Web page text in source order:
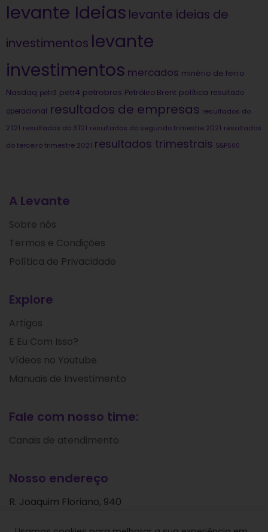
levante Ideias levante ideias de
investimentos levante
investimentos mercados minério de ferro
Nasdaq petr3 petr4 petrobras Petróleo Brent política resultado
operacional resultados de empresas resultados do
2T21 resultados do 3T21 resultados do segundo trimestre 2021 resultados
do terceiro trimestre 2021 resultados trimestrais S&P500
A Levante
Sobre nós
Termos e Condições
Política de Privacidade
Explore
Artigos
E Eu Com Isso?
Vídeos no Youtube
Manuais de Investimento
Fale com nosso time:
Canais de atendimento
Nosso endereço
R. Joaquim Floriano, 940